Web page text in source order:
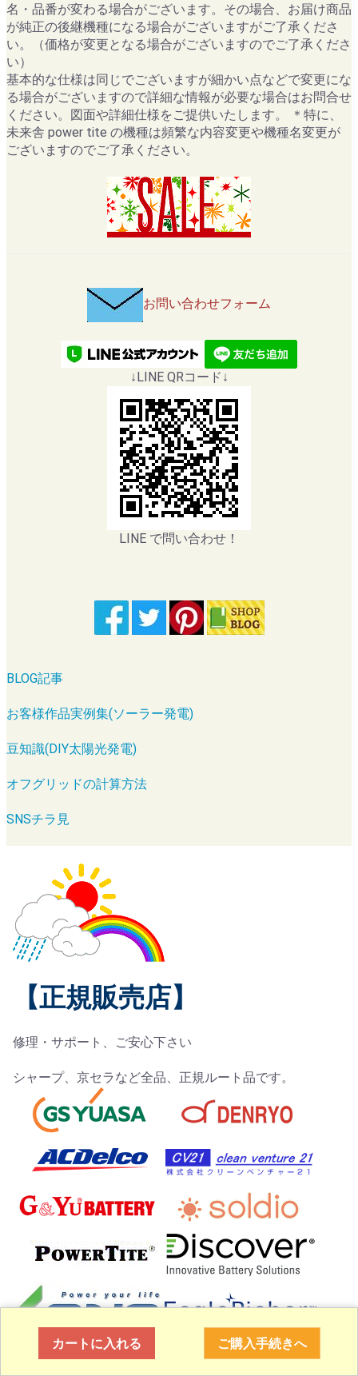
名・品番が変わる場合がございます。その場合、お届け商品
が純正の後継機種になる場合がございますがご了承くださ
い。（価格が変更となる場合がございますのでご了承くださ
い）
基本的な仕様は同じでございますが細かい点などで変更にな
る場合がございますので詳細な情報が必要な場合はお問合せ
ください。図面や詳細仕様をご提供いたします。 ＊特に、
未来舎 power tite の機種は頻繁な内容変更や機種名変更が
ございますのでご了承ください。
お問い合わせフォーム
↓LINE QRコード↓
LINE で問い合わせ！
BLOG記事
お客様作品実例集(ソーラー発電)
豆知識(DIY太陽光発電)
オフグリッドの計算方法
SNSチラ見
【正規販売店】
修理・サポート、ご安心下さい
シャープ、京セラなど全品、正規ルート品です。
カートに入れる ご購入手続きへ